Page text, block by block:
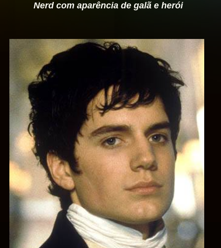
Nerd com aparência de galã e herói